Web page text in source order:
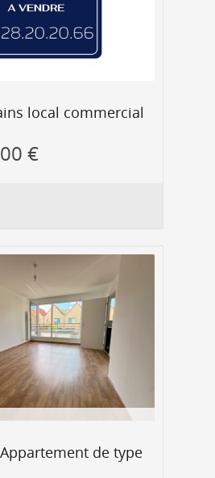
local commercial
€
de type